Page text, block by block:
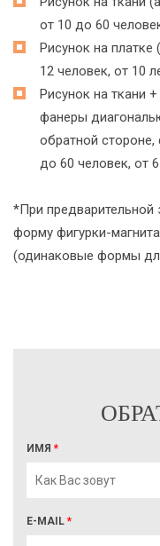
от 10 до 60
Рисунок на
12 человек, от 10
Рисунок на ткани
фанеры
обратной стороне,
до 60 человек, от 6
*При
форму фигурки-
(одинаковые формы
ИМЯ *
E-MAIL *